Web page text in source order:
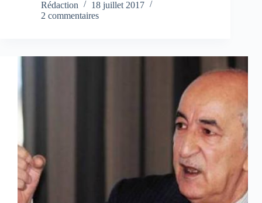
Rédaction
18 juillet 2017
2 commentaires